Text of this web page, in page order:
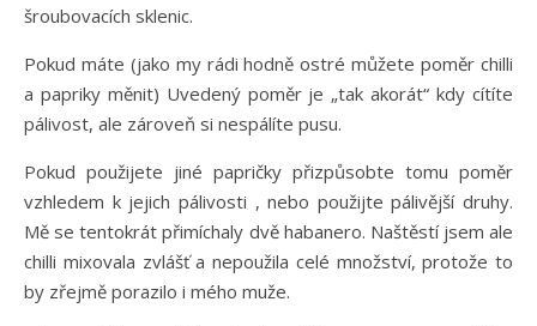
šroubovacích sklenic.
Pokud máte (jako my rádi hodně ostré můžete poměr chilli
a papriky měnit) Uvedený poměr je „tak akorát“ kdy cítíte
pálivost, ale zároveň si nespálíte pusu.
Pokud použijete jiné papričky přizpůsobte tomu poměr
vzhledem k jejich pálivosti , nebo použijte pálivější druhy.
Mě se tentokrát přimíchaly dvě habanero. Naštěstí jsem ale
chilli mixovala zvlášť a nepoužila celé množství, protože to
by zřejmě porazilo i mého muže.